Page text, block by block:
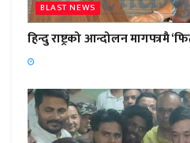
BLAST NEWS
हिन्दु राष्ट्रको आन्दोलन मागपत्रमै